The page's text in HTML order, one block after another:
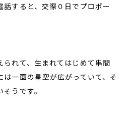
すると、交際０日でプロポー
られて、生まれてはじめて串間
は一面の星空が広がっていて、そ
うです。